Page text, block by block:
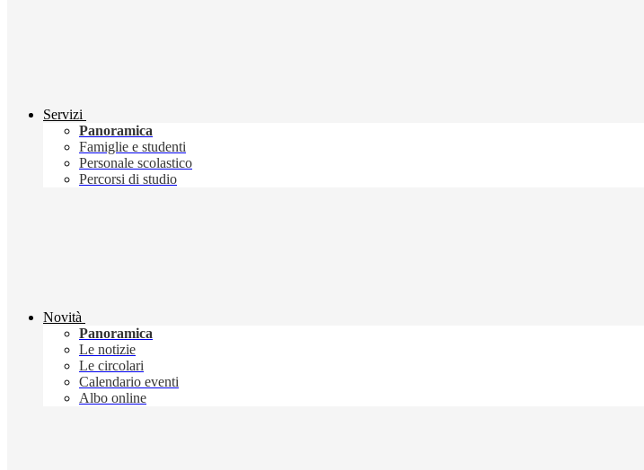
Servizi
Panoramica
Famiglie e studenti
Personale scolastico
Percorsi di studio
Novità
Panoramica
Le notizie
Le circolari
Calendario eventi
Albo online